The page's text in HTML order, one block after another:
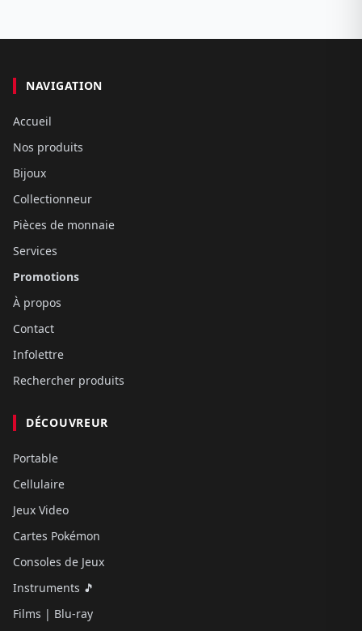
NAVIGATION
Accueil
Nos produits
Bijoux
Collectionneur
Pièces de monnaie
Services
Promotions
À propos
Contact
Infolettre
Rechercher produits
DÉCOUVREUR
Portable
Cellulaire
Jeux Video
Cartes Pokémon
Consoles de Jeux
Instruments 🎵
Films | Blu-ray